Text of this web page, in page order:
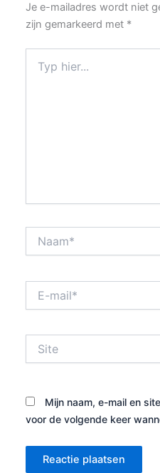
Je e-mailadres wordt niet
zijn gemarkeerd met *
hier...
mail*
Mijn naam, e-mail en
voor de volgende keer